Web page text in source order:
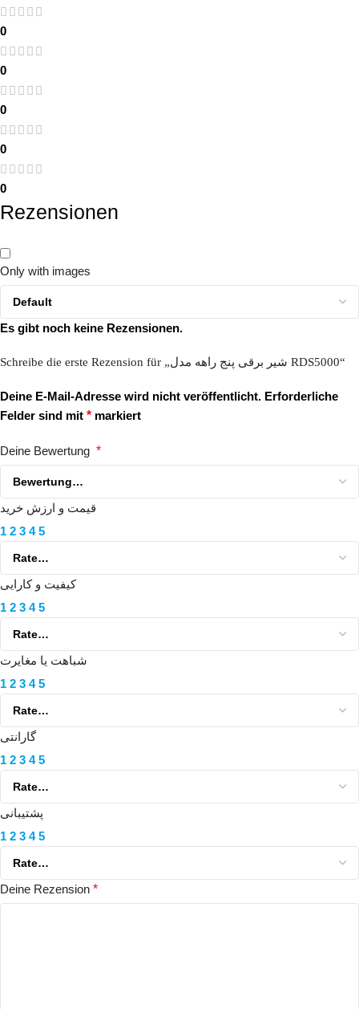
0
0
0
0
0
Rezensionen
Only with images
Es gibt noch keine Rezensionen.
Schreibe die erste Rezension für „شیر برقی پنج راهه مدل RDS5000“
Deine E-Mail-Adresse wird nicht veröffentlicht. Erforderliche
Felder sind mit * markiert
Deine Bewertung *
قیمت و ارزش خرید
1 2 3 4 5
کیفیت و کارایی
1 2 3 4 5
شباهت یا مغایرت
1 2 3 4 5
گارانتی
1 2 3 4 5
پشتیبانی
1 2 3 4 5
Deine Rezension *